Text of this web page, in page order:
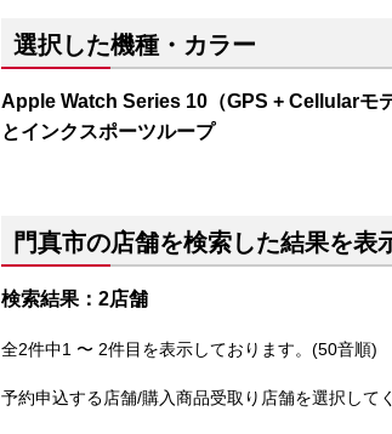
選択した機種・カラー
Apple Watch Series 10（GPS + Cellularモ
とインクスポーツループ
門真市の店舗を検索した結果を表
検索結果：2店舗
全2件中1 〜 2件目を表示しております。(50音順)
予約申込する店舗/購入商品受取り店舗を選択して